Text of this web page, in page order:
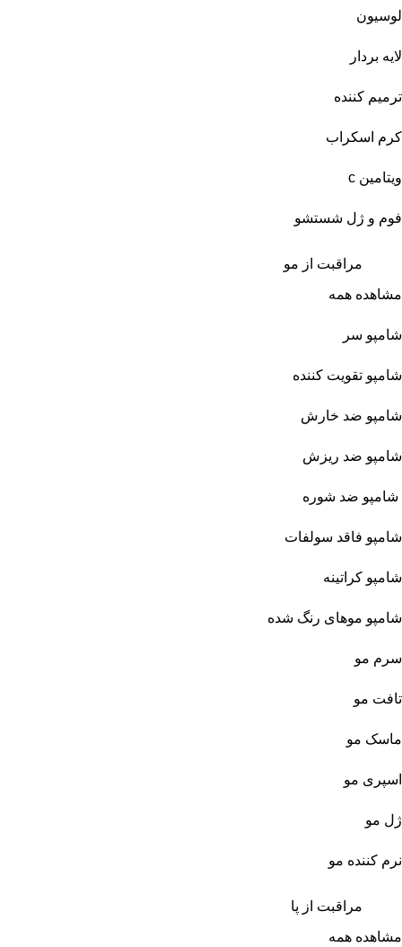
لوسیون
لایه بردار
ترمیم کننده
کرم اسکراب
ویتامین c
فوم و ژل شستشو
مراقبت از مو
مشاهده همه
شامپو سر
شامپو تقویت کننده
شامپو ضد خارش
شامپو ضد ریزش
شامپو ضد شوره
شامپو فاقد سولفات
شامپو کراتینه
شامپو موهای رنگ شده
سرم مو
تافت مو
ماسک مو
اسپری مو
ژل مو
نرم کننده مو
مراقبت از پا
مشاهده همه